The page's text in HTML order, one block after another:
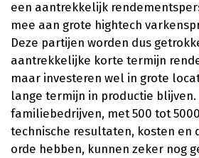
een aantrekkelijk
mee aan grote hightech
Deze partijen worden dus
aantrekkelijke korte termijn
maar investeren wel in grote
lange termijn in productie
familiebedrijven, met 500 tot
technische resultaten, kosten en
orde hebben, kunnen zeker nog